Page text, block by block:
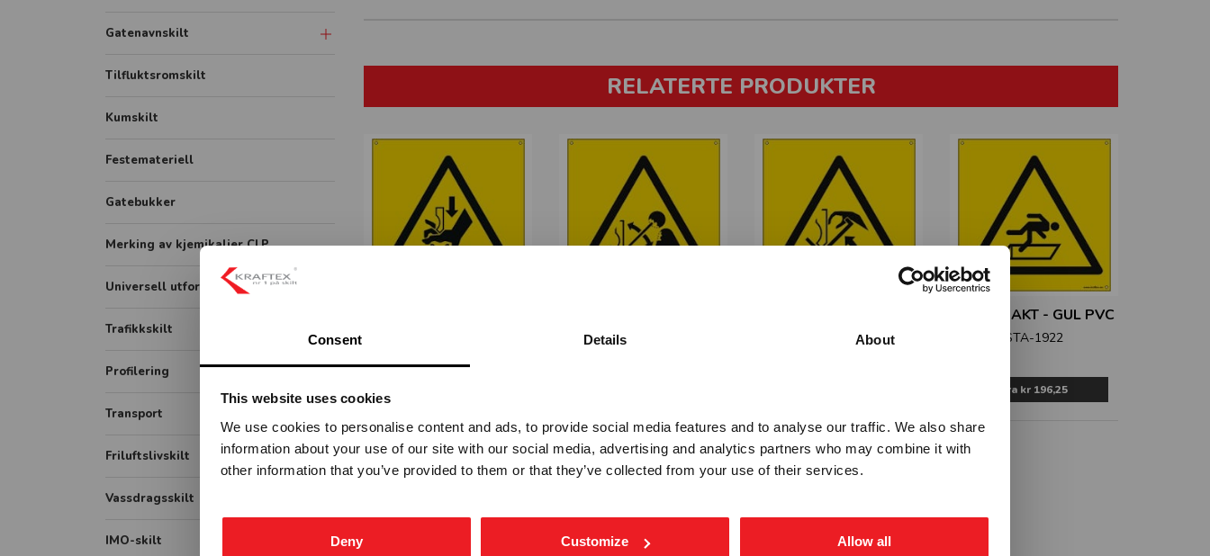
Consent Details About
This website uses cookies
We use cookies to personalise content and ads, to provide social media features and to analyse our traffic. We also share
information about your use of our site with our social media, advertising and analytics partners who may combine it with
other information that you’ve provided to them or that they’ve collected from your use of their services.
Deny Customize Allow all
Rollup
FHI plakater
Gatenavnskilt
Gatenavn refleks aluminium
Tilfluktsromskilt
Kumskilt
Festemateriell
Gatebukker
Merking av kjemikalier CLP
Universell utforming
Symbolskilt
Piktogram skilt
Trafikkskilt
Forbudsskilt
Opplysningsskilt
Veiarbeid og arbeidsvarsling
Påbudsskilt
Profilering
Transport
ADR / farlig gods
Container
Friluftslivskilt
Vassdragsskilt
Vassdrag fareskilt
IMO-skilt
RELATERTE PRODUKTER
STA-1920
GUL PVC
ÅPEN SJAKT - GUL PVC
STA-1922
Fra kr 196,25
BEDRIFT
ekskl. mva.
PRIVAT
inkl. mva.